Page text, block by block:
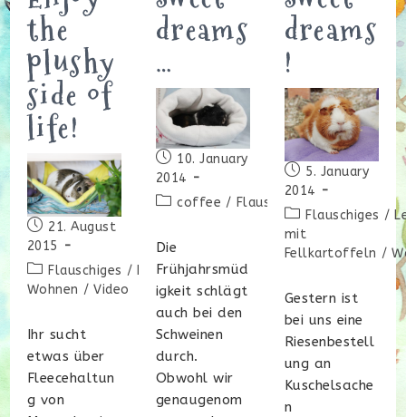
the
plushy
side of
life!
Beitrag
veröffentlicht:
21. August
2015
Beitrags-
Kategorie:
Flauschiges / Haltung / Schöner
Wohnen / Video
Ihr sucht
etwas über
Fleecehaltun
g von
dreams
…
Beitrag
veröffentlicht:
10. January
2014
Beitrags-
coffee / Flauschiges
Die
Frühjahrsmüd
igkeit schlägt
auch bei den
Schweinen
durch.
Obwohl wir
genaugenom
dreams
!
Beitrag
veröffentlicht:
5. January
2014
Beitrags-
Kategorie:
Flauschiges /
mit
Fellkartoffeln /
Gestern ist
bei uns eine
Riesenbestell
ung an
Kuschelsache
n